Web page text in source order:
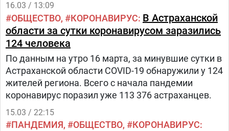
16.03 / 13:09
ОБЩЕСТВО КОРОНАВИРУС В Астраханской
области за сутки коронавирусом заразились
124 человека
По данным на утро 16 марта, за минувшие сутки в
Астраханской области COVID-19 обнаружили у 124
жителей региона. Всего с начала пандемии
коронавирус поразил уже 113 376 астраханцев.
15.03 / 22:15
ПАНДЕМИЯ ОБЩЕСТВО КОРОНАВИРУС